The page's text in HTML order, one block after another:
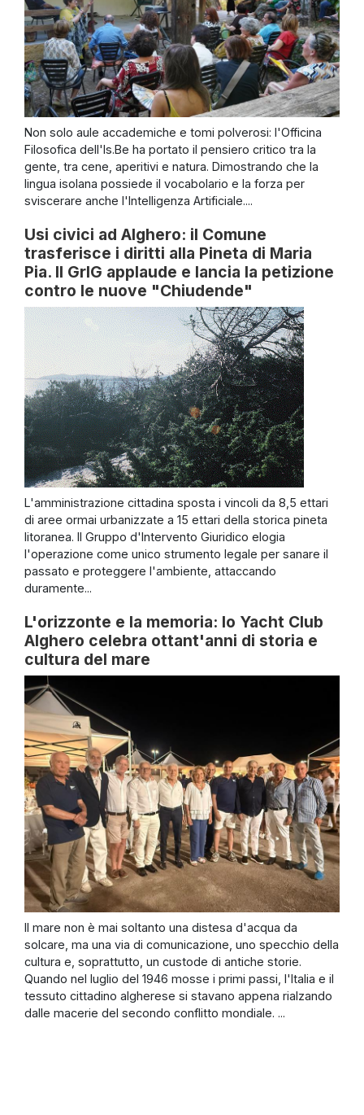
Non solo aule accademiche e tomi polverosi: l'Officina
Filosofica dell'Is.Be ha portato il pensiero critico tra la
gente, tra cene, aperitivi e natura. Dimostrando che la
lingua isolana possiede il vocabolario e la forza per
sviscerare anche l'Intelligenza Artificiale....
Usi civici ad Alghero: il Comune
trasferisce i diritti alla Pineta di Maria
Pia. Il GrIG applaude e lancia la petizione
contro le nuove "Chiudende"
L'amministrazione cittadina sposta i vincoli da 8,5 ettari
di aree ormai urbanizzate a 15 ettari della storica pineta
litoranea. Il Gruppo d'Intervento Giuridico elogia
l'operazione come unico strumento legale per sanare il
passato e proteggere l'ambiente, attaccando
duramente...
L'orizzonte e la memoria: lo Yacht Club
Alghero celebra ottant'anni di storia e
cultura del mare
Il mare non è mai soltanto una distesa d'acqua da
solcare, ma una via di comunicazione, uno specchio della
cultura e, soprattutto, un custode di antiche storie.
Quando nel luglio del 1946 mosse i primi passi, l'Italia e il
tessuto cittadino algherese si stavano appena rialzando
dalle macerie del secondo conflitto mondiale. ...